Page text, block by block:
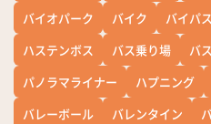
バイオパーク
バイク バイパス
ハステンボス
バス乗り場 バ
パノラマライナー
ハプニング
バレーボール
バレンタイン